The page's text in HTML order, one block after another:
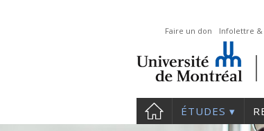
Faire un don Infolettre &
ÉTUDES